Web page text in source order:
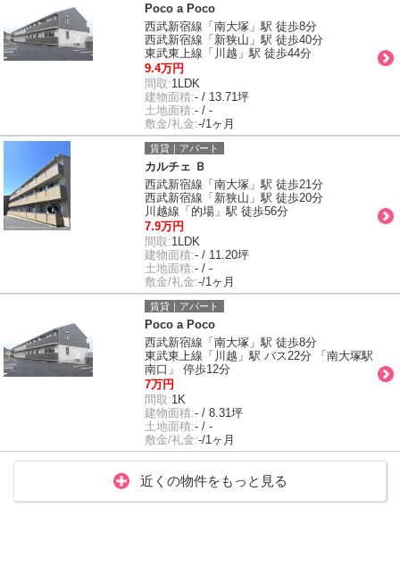
Poco a Poco
西武新宿線「南大塚」駅 徒歩8分
西武新宿線「新狭山」駅 徒歩40分
東武東上線「川越」駅 徒歩44分
9.4万円
間取:1LDK
建物面積:- / 13.71坪
土地面積:- / -
敷金/礼金:-/1ヶ月
賃貸｜アパート
カルチェ Ｂ
西武新宿線「南大塚」駅 徒歩21分
西武新宿線「新狭山」駅 徒歩20分
川越線「的場」駅 徒歩56分
7.9万円
間取:1LDK
建物面積:- / 11.20坪
土地面積:- / -
敷金/礼金:-/1ヶ月
賃貸｜アパート
Poco a Poco
西武新宿線「南大塚」駅 徒歩8分
東武東上線「川越」駅 バス22分 「南大塚駅
南口」 停歩12分
7万円
間取:1K
建物面積:- / 8.31坪
土地面積:- / -
敷金/礼金:-/1ヶ月
近くの物件をもっと見る